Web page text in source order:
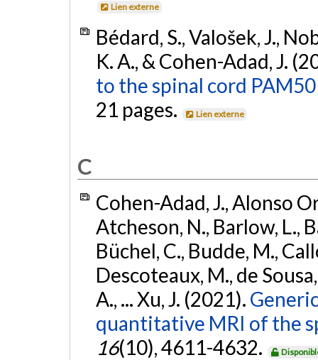
Lien externe
Bédard, S., Valošek, J.,
K. A., & Cohen-Adad, J.
to the spinal cord
21 pages.
Lien externe
C
Cohen-Adad, J., Alonso
Atcheson, N., Barlow, L.,
Büchel, C., Budde, M.,
Descoteaux, M., de
A., ... Xu, J. (2021).
quantitative MRI of the
16(10), 4611-4632.